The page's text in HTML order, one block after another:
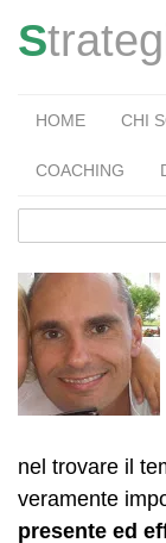
S
HOME CHI
COACHING
nel trovare il
veramente
presente ed